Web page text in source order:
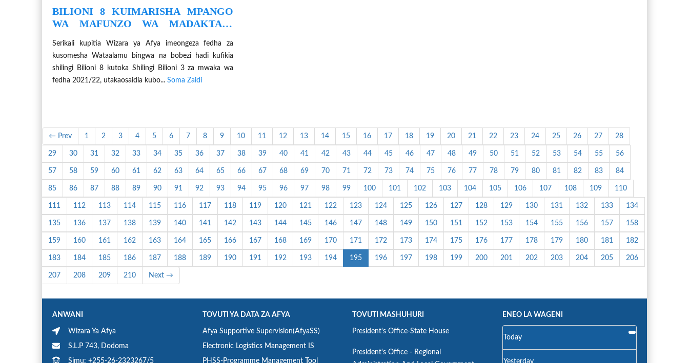
BILIONI 8 KUIMARISHA MPANGO
WA MAFUNZO WA MADAKTARI
Serikali kupitia Wizara ya Afya imeongeza fedha za
kusomesha Wataalamu bingwa na bobezi hadi kufikia
shilingi Bilioni 8 kutoka Shilingi Bilioni 3 za mwaka wa
fedha 2021/22, utakaosaidia kubo... Soma Zaidi
← Prev 1 2 3 4 5 6 7 8 9 10 11 12 13 14 15 16 17 18 19 20 21 22 23 24 25 26 27 28
29 30 31 32 33 34 35 36 37 38 39 40 41 42 43 44 45 46 47 48 49 50 51 52 53 54 55 56
57 58 59 60 61 62 63 64 65 66 67 68 69 70 71 72 73 74 75 76 77 78 79 80 81 82 83 84
85 86 87 88 89 90 91 92 93 94 95 96 97 98 99 100 101 102 103 104 105 106 107 108 109 110
111 112 113 114 115 116 117 118 119 120 121 122 123 124 125 126 127 128 129 130 131 132 133 134
135 136 137 138 139 140 141 142 143 144 145 146 147 148 149 150 151 152 153 154 155 156 157 158
159 160 161 162 163 164 165 166 167 168 169 170 171 172 173 174 175 176 177 178 179 180 181 182
183 184 185 186 187 188 189 190 191 192 193 194 195 196 197 198 199 200 201 202 203 204 205 206
207 208 209 210 Next →
ANWANI
Wizara Ya Afya
S.L.P 743, Dodoma
Simu: +255-26-2323267/5
TOVUTI YA DATA ZA AFYA
Afya Supportive Supervision(AfyaSS)
Electronic Logistics Management IS
PHSS-Programme Management Tool
TOVUTI MASHUHURI
President's Office-State House
President's Office - Regional
ENEO LA WAGENI
Today
Yesterday